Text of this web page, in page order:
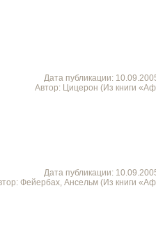
Дата публикации:
Автор: Цицерон (Из книги
Дата публикации:
Фейербах, Ансельм (Из книги